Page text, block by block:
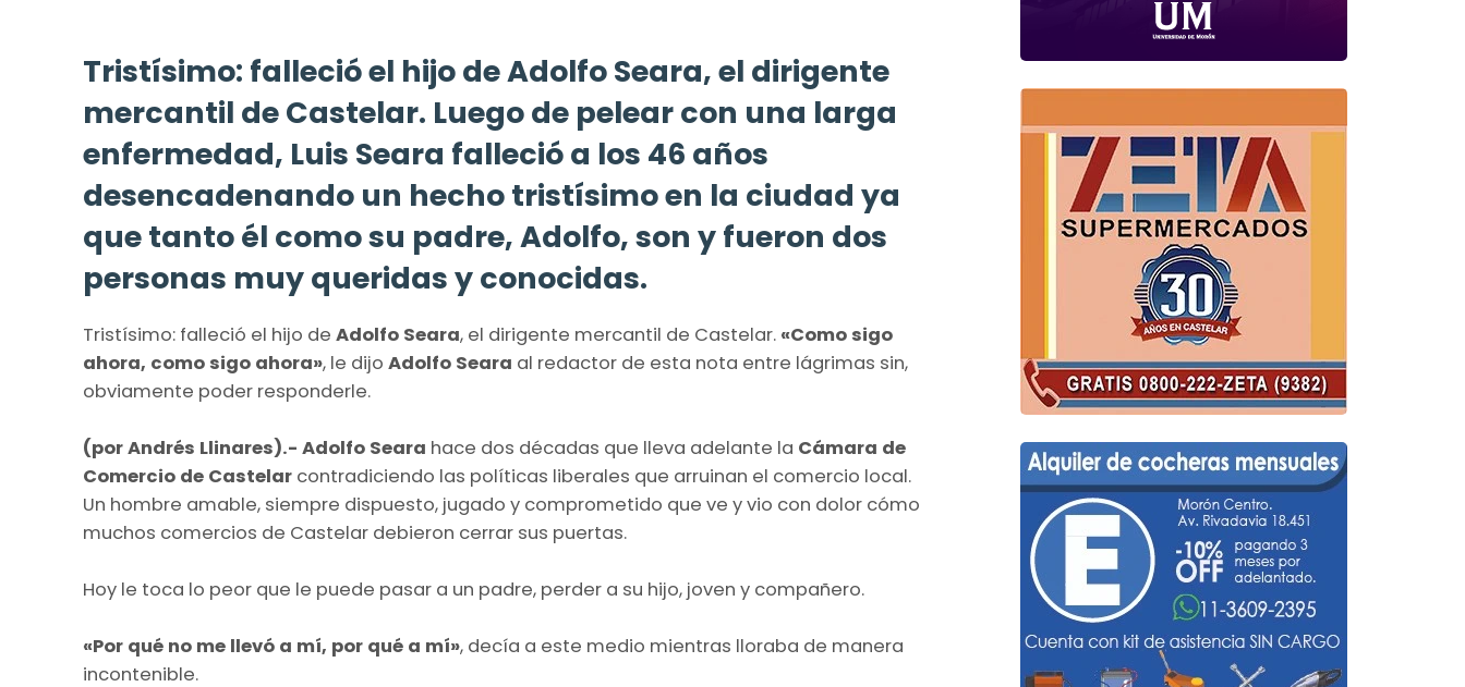
Tristísimo: falleció el hijo de Adolfo Seara, el dirigente
mercantil de Castelar. Luego de pelear con una larga
enfermedad, Luis Seara falleció a los 46 años
desencadenando un hecho tristísimo en la ciudad ya
que tanto él como su padre, Adolfo, son y fueron dos
personas muy queridas y conocidas.
Tristísimo: falleció el hijo de Adolfo Seara, el dirigente mercantil de Castelar. «Como sigo
ahora, como sigo ahora», le dijo Adolfo Seara al redactor de esta nota entre lágrimas sin,
obviamente poder responderle.
(por Andrés Llinares).- Adolfo Seara hace dos décadas que lleva adelante la Cámara de
Comercio de Castelar contradiciendo las políticas liberales que arruinan el comercio local.
Un hombre amable, siempre dispuesto, jugado y comprometido que ve y vio con dolor cómo
muchos comercios de Castelar debieron cerrar sus puertas.
Hoy le toca lo peor que le puede pasar a un padre, perder a su hijo, joven y compañero.
«Por qué no me llevó a mí, por qué a mí», decía a este medio mientras lloraba de manera
incontenible.